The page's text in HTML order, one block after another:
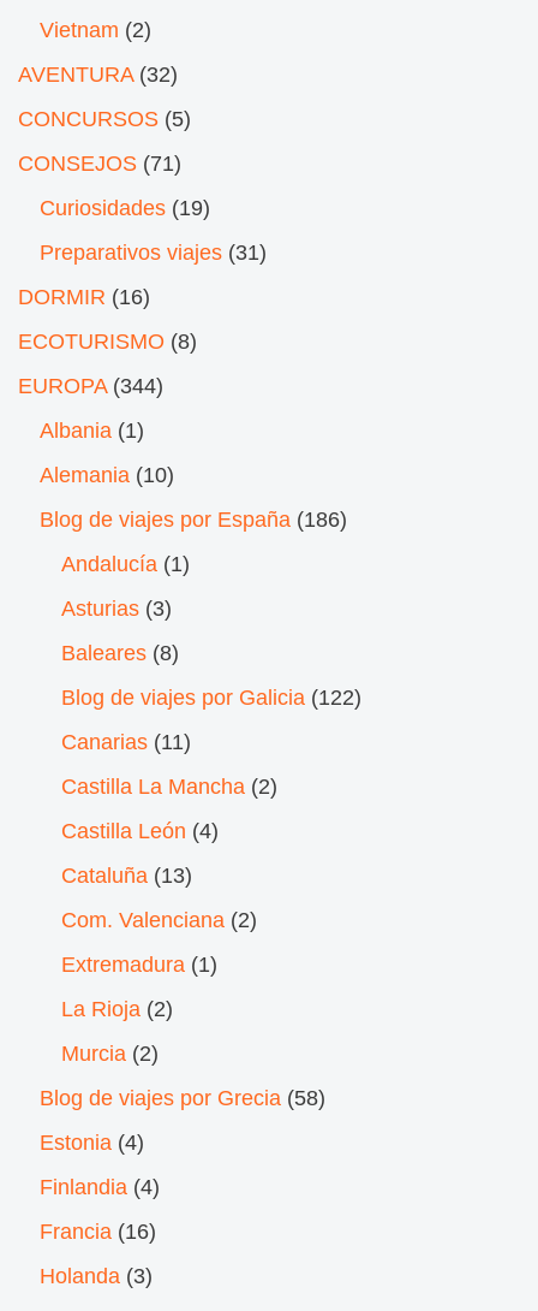
Vietnam (2)
AVENTURA(32)
CONCURSOS (5)
CONSEJOS (71)
Curiosidades (19)
Preparativos viajes (31)
DORMIR (16)
ECOTURISMO (8)
EUROPA(344)
Albania (1)
Alemania (10)
Blog de viajes por España (186)
Andalucía (1)
Asturias (3)
Baleares (8)
Blog de viajes por Galicia (122)
Canarias (11)
Castilla La Mancha (2)
Castilla León (4)
Cataluña (13)
Com. Valenciana (2)
Extremadura (1)
La Rioja (2)
Murcia (2)
Blog de viajes por Grecia (58)
Estonia (4)
Finlandia (4)
Francia (16)
Holanda (3)